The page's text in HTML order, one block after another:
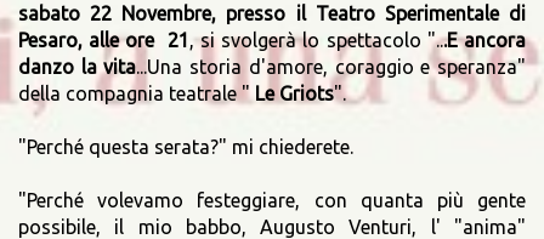
sabato 22 Novembre, presso il Teatro Sperimentale di
Pesaro, alle ore 21 , si svolgerà lo spettacolo "...E ancora
danzo la vita...Una storia d'amore, coraggio e speranza"
della compagnia teatrale " Le Griots".
"Perché questa serata?" mi chiederete.
"Perché volevamo festeggiare, con quanta più gente
possibile, il mio babbo, Augusto Venturi, l' "anima"